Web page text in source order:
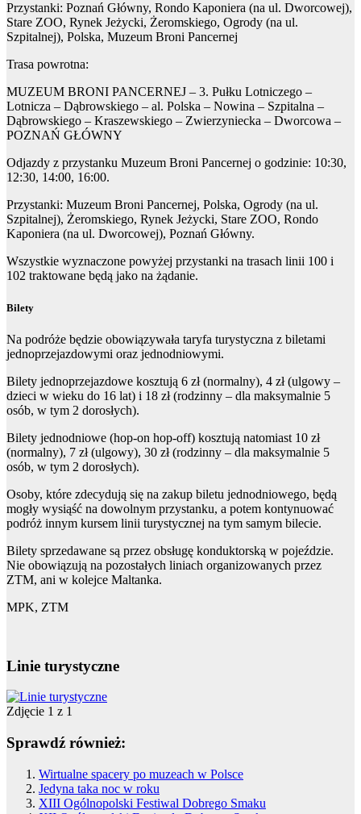
Przystanki: Poznań Główny, Rondo Kaponiera (na ul. Dworcowej),
Stare ZOO, Rynek Jeżycki, Żeromskiego, Ogrody (na ul.
Szpitalnej), Polska, Muzeum Broni Pancernej
Trasa powrotna:
MUZEUM BRONI PANCERNEJ – 3. Pułku Lotniczego –
Lotnicza – Dąbrowskiego – al. Polska – Nowina – Szpitalna –
Dąbrowskiego – Kraszewskiego – Zwierzyniecka – Dworcowa –
POZNAŃ GŁÓWNY
Odjazdy z przystanku Muzeum Broni Pancernej o godzinie: 10:30,
12:30, 14:00, 16:00.
Przystanki: Muzeum Broni Pancernej, Polska, Ogrody (na ul.
Szpitalnej), Żeromskiego, Rynek Jeżycki, Stare ZOO, Rondo
Kaponiera (na ul. Dworcowej), Poznań Główny.
Wszystkie wyznaczone powyżej przystanki na trasach linii 100 i
102 traktowane będą jako na żądanie.
Bilety
Na podróże będzie obowiązywała taryfa turystyczna z biletami
jednoprzejazdowymi oraz jednodniowymi.
Bilety jednoprzejazdowe kosztują 6 zł (normalny), 4 zł (ulgowy –
dzieci w wieku do 16 lat) i 18 zł (rodzinny – dla maksymalnie 5
osób, w tym 2 dorosłych).
Bilety jednodniowe (hop-on hop-off) kosztują natomiast 10 zł
(normalny), 7 zł (ulgowy), 30 zł (rodzinny – dla maksymalnie 5
osób, w tym 2 dorosłych).
Osoby, które zdecydują się na zakup biletu jednodniowego, będą
mogły wysiąść na dowolnym przystanku, a potem kontynuować
podróż innym kursem linii turystycznej na tym samym bilecie.
Bilety sprzedawane są przez obsługę konduktorską w pojeździe.
Nie obowiązują na pozostałych liniach organizowanych przez
ZTM, ani w kolejce Maltanka.
MPK, ZTM
Linie turystyczne
Zdjęcie 1 z 1
Sprawdź również:
Wirtualne spacery po muzeach w Polsce
Jedyna taka noc w roku
XIII Ogólnopolski Festiwal Dobrego Smaku